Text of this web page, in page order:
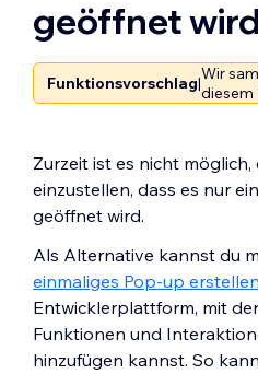
geöffnet wird
Funktionsvorschlag|Wir
diesem
Zurzeit ist es nicht möglich,
einzustellen, dass es nur
geöffnet wird.
Als Alternative kannst du
einmaliges Pop-up erstellen
Entwicklerplattform, mit
Funktionen und
hinzufügen kannst. So